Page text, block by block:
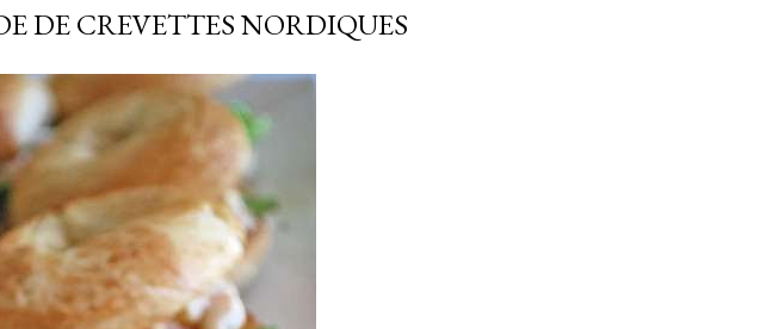
DE CREVETTES NORDIQUES